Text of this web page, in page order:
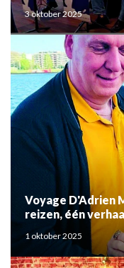
3 oktober 2025
Voyage D'Adrien
reizen, één
Mouden
1 oktober 2025